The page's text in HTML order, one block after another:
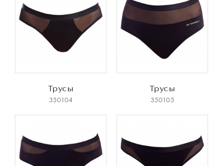
Трусы
350104
Трусы
350105